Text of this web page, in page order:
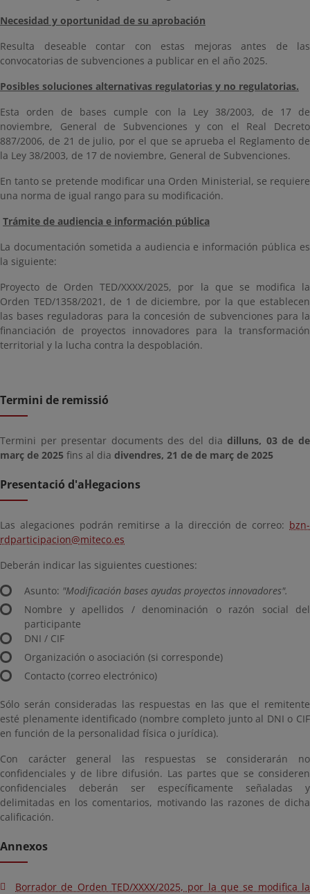
Necesidad y oportunidad de su aprobación
Resulta deseable contar con estas mejoras antes de las
convocatorias de subvenciones a publicar en el año 2025.
Posibles soluciones alternativas regulatorias y no regulatorias.
Esta orden de bases cumple con la Ley 38/2003, de 17 de
noviembre, General de Subvenciones y con el Real Decreto
887/2006, de 21 de julio, por el que se aprueba el Reglamento de
la Ley 38/2003, de 17 de noviembre, General de Subvenciones.
En tanto se pretende modificar una Orden Ministerial, se requiere
una norma de igual rango para su modificación.
Trámite de audiencia e información pública
La documentación sometida a audiencia e información pública es
la siguiente:
Proyecto de Orden TED/XXXX/2025, por la que se modifica la
Orden TED/1358/2021, de 1 de diciembre, por la que establecen
las bases reguladoras para la concesión de subvenciones para la
financiación de proyectos innovadores para la transformación
territorial y la lucha contra la despoblación.
Termini de remissió
Termini per presentar documents des del diadilluns, 03 de de
març de 2025 fins al dia divendres, 21 de de març de 2025
Presentació d'al·legacions
Las alegaciones podrán remitirse a la dirección de correo: bzn-
rdparticipacion@miteco.es
Deberán indicar las siguientes cuestiones:
Asunto: "Modificación bases ayudas proyectos innovadores".
Nombre y apellidos / denominación o razón social del
participante
DNI / CIF
Organización o asociación (si corresponde)
Contacto (correo electrónico)
Sólo serán consideradas las respuestas en las que el remitente
esté plenamente identificado (nombre completo junto al DNI o CIF
en función de la personalidad física o jurídica).
Con carácter general las respuestas se considerarán no
confidenciales y de libre difusión. Las partes que se consideren
confidenciales deberán ser específicamente señaladas y
delimitadas en los comentarios, motivando las razones de dicha
calificación.
Annexos
Borrador de Orden TED/XXXX/2025, por la que se modifica la